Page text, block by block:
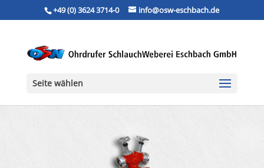
+49 (0) 3624 3714-0 info@osw-eschbach.de
Seite wählen